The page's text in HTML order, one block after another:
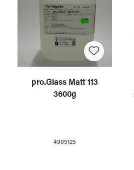
pro.Glass Matt 113
3600g
4905125